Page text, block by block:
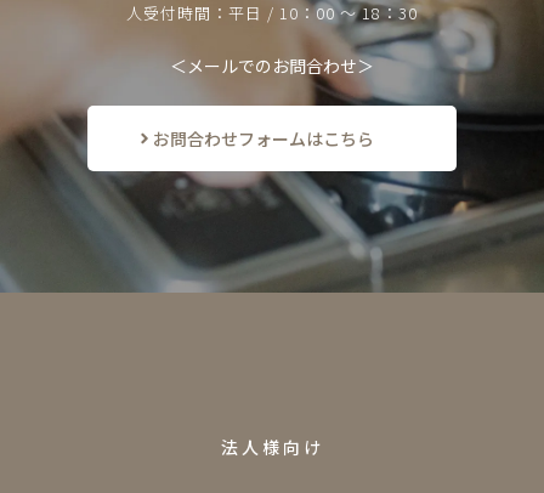
人受付時間：平日 / 10：00 ～ 18：30
＜メールでのお問合わせ＞
お問合わせフォームはこちら
法人様向け